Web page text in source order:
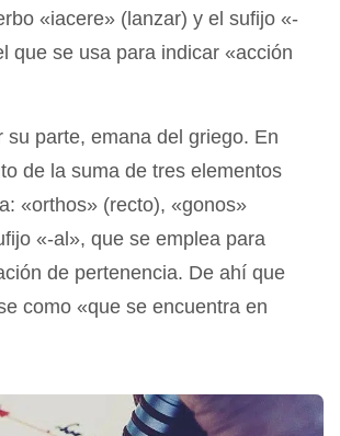
«iacere» (lanzar) y el sufijo «-
que se usa para indicar «acción
su parte, emana del griego. En
de la suma de tres elementos
«orthos» (recto), «gonos»
«-al», que se emplea para
de pertenencia. De ahí que
como «que se encuentra en